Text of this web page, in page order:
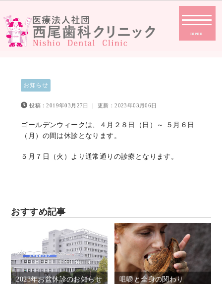
menu
お知らせ
投稿：2019年03月27日 ｜更新：2023年03月06日
ゴールデンウィークは、４月２８日（日）～ ５月６日
（月）の間は休診となります。
５月７日（火）より通常通りの診療となります。
おすすめ記事
2023年お盆休診のお知らせ 咀嚼と全身の関わり